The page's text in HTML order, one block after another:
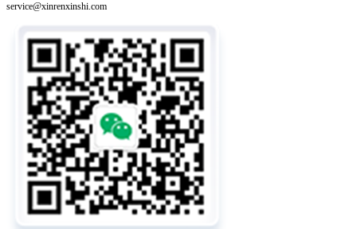
service@xinrenxinshi.com